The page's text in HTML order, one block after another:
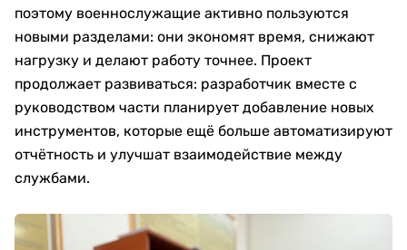
поэтому военнослужащие активно пользуются
новыми разделами: они экономят время, снижают
нагрузку и делают работу точнее. Проект
продолжает развиваться: разработчик вместе с
руководством части планирует добавление новых
инструментов, которые ещё больше автоматизируют
отчётность и улучшат взаимодействие между
службами.